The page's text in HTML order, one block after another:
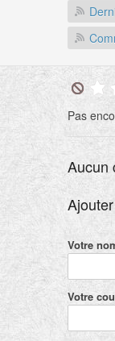
Pas
Aucun
Votre
Votre